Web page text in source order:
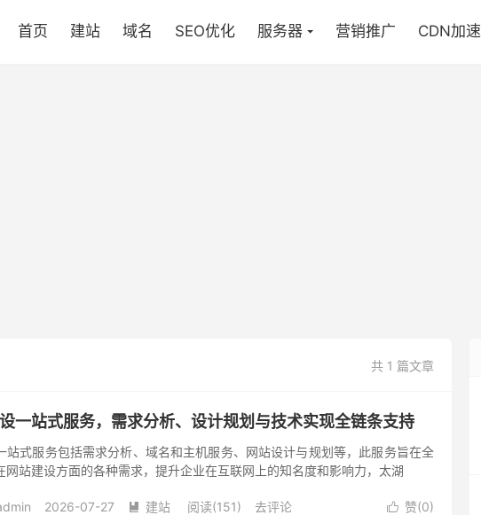
首页 建站 域名 SEO优化 服务器 营销推广 CDN加速
共 1 篇文章
一站式服务，需求分析、设计规划与技术实现全链条支持
站式服务包括需求分析、域名和主机服务、网站设计与规划等，此服务旨在全
网站建设方面的各种需求，提升企业在互联网上的知名度和影响力，太湖
 赞(0)
2026-07-27  建站 阅读(151) 去评论